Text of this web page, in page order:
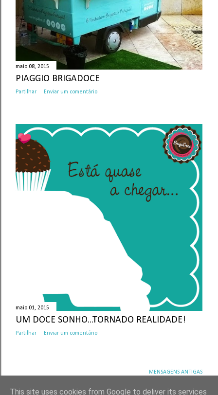
maio 08, 2015
PIAGGIO BRIGADOCE
Partilhar Enviar um comentário
maio 01, 2015
UM DOCE SONHO...TORNADO REALIDADE!
Partilhar Enviar um comentário
MENSAGENS ANTIGAS
This site uses cookies from Google to deliver its services